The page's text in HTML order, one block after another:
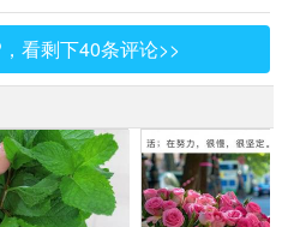
看剩下40条评论>>